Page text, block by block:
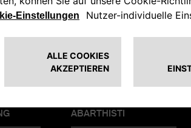
ABARTHISTI